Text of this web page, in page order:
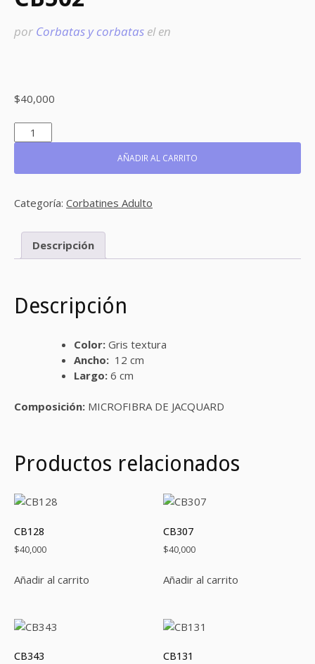
por Corbatas y corbatas elen
$40,000
CB502
CANTIDAD
AÑADIR AL CARRITO
Categoría: Corbatines Adulto
Descripción
Descripción
Color: Gris textura
Ancho: 12 cm
Largo: 6 cm
Composición: MICROFIBRA DE JACQUARD
Productos relacionados
CB128
$40,000
Añadir al carrito
CB307
$40,000
Añadir al carrito
CB343
CB131